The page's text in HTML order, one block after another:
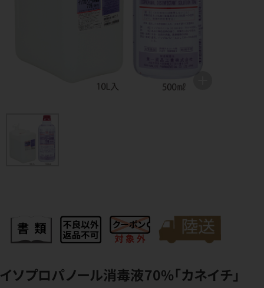
イソプロパノール消毒液70%「カネイチ」